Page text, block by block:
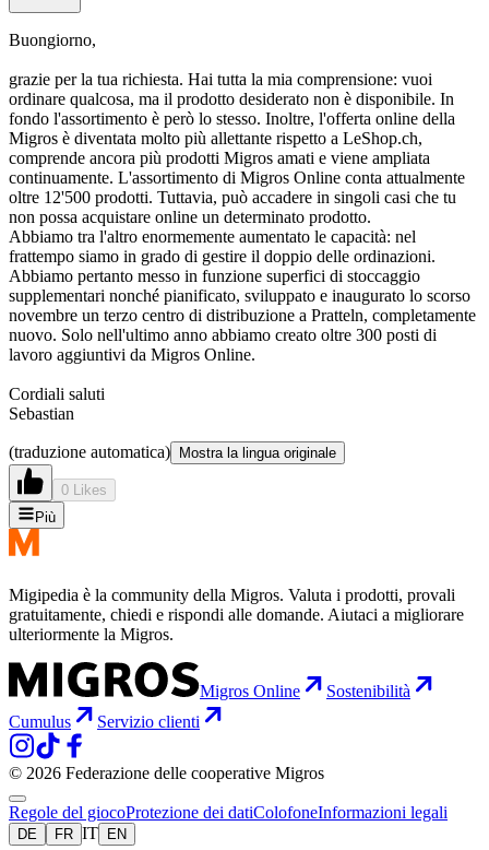
Buongiorno,
grazie per la tua richiesta. Hai tutta la mia comprensione: vuoi
ordinare qualcosa, ma il prodotto desiderato non è disponibile. In
fondo l'assortimento è però lo stesso. Inoltre, l'offerta online della
Migros è diventata molto più allettante rispetto a LeShop.ch,
comprende ancora più prodotti Migros amati e viene ampliata
continuamente. L'assortimento di Migros Online conta attualmente
oltre 12'500 prodotti. Tuttavia, può accadere in singoli casi che tu
non possa acquistare online un determinato prodotto.
Abbiamo tra l'altro enormemente aumentato le capacità: nel
frattempo siamo in grado di gestire il doppio delle ordinazioni.
Abbiamo pertanto messo in funzione superfici di stoccaggio
supplementari nonché pianificato, sviluppato e inaugurato lo scorso
novembre un terzo centro di distribuzione a Pratteln, completamente
nuovo. Solo nell'ultimo anno abbiamo creato oltre 300 posti di
lavoro aggiuntivi da Migros Online.
Cordiali saluti
Sebastian
(traduzione automatica) Mostra la lingua originale
0 Likes
Più
Migipedia è la community della Migros. Valuta i prodotti, provali
gratuitamente, chiedi e rispondi alle domande. Aiutaci a migliorare
ulteriormente la Migros.
Migros Online
Sostenibilità
Cumulus
Servizio clienti
© 2026 Federazione delle cooperative Migros
Regole del giocoProtezione dei datiColofoneInformazioni legali
DE FR IT EN